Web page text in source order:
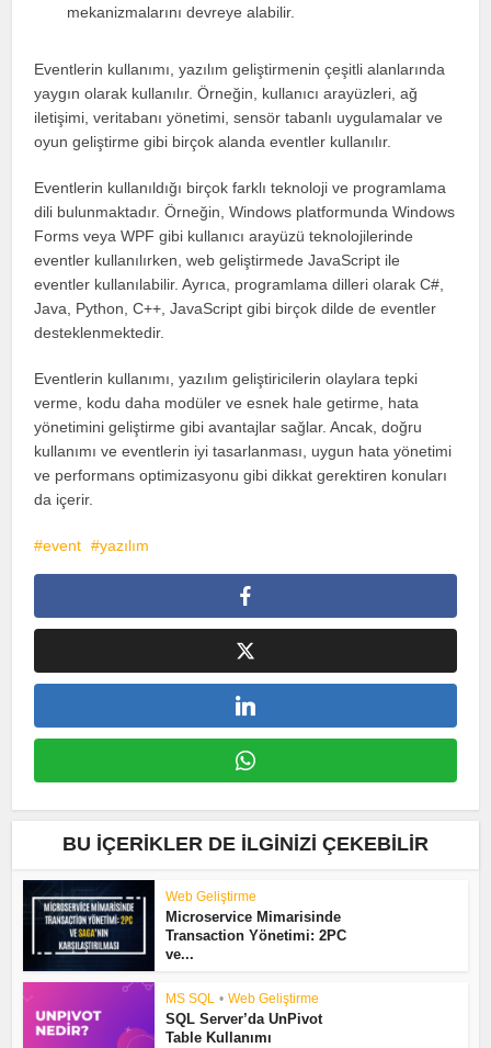
mekanizmalarını devreye alabilir.
Eventlerin kullanımı, yazılım geliştirmenin çeşitli alanlarında
yaygın olarak kullanılır. Örneğin, kullanıcı arayüzleri, ağ
iletişimi, veritabanı yönetimi, sensör tabanlı uygulamalar ve
oyun geliştirme gibi birçok alanda eventler kullanılır.
Eventlerin kullanıldığı birçok farklı teknoloji ve programlama
dili bulunmaktadır. Örneğin, Windows platformunda Windows
Forms veya WPF gibi kullanıcı arayüzü teknolojilerinde
eventler kullanılırken, web geliştirmede JavaScript ile
eventler kullanılabilir. Ayrıca, programlama dilleri olarak C#,
Java, Python, C++, JavaScript gibi birçok dilde de eventler
desteklenmektedir.
Eventlerin kullanımı, yazılım geliştiricilerin olaylara tepki
verme, kodu daha modüler ve esnek hale getirme, hata
yönetimini geliştirme gibi avantajlar sağlar. Ancak, doğru
kullanımı ve eventlerin iyi tasarlanması, uygun hata yönetimi
ve performans optimizasyonu gibi dikkat gerektiren konuları
da içerir.
event yazılım
BU İÇERIKLER DE İLGINIZI ÇEKEBILIR
Web Geliştirme
Microservice Mimarisinde
Transaction Yönetimi: 2PC
ve...
MS SQL • Web Geliştirme
SQL Server’da UnPivot
Table Kullanımı